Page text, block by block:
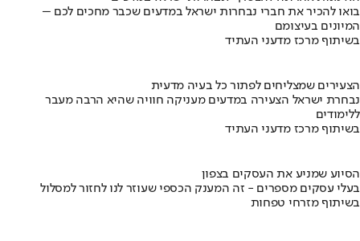
בואו להכיר את חברי נבחרות ישראל במדעים שכבר מחכים לכם –
המיונים בעיצומם
בשיתוף מרכז מדעני העתיד
הצעירים שמצליחים לפתור כל בעיה מדעית
נבחרת ישראל הצעירה במדעים מעניקה חוויה שהיא הרבה מעבר
ללימודים
בשיתוף מרכז מדעני העתיד
הסיוע שמניע את העסקים בצפון
בעלי עסקים מספרים - זה המענק הכספי שעוזר לנו לחזור למסלול
בשיתוף מזרחי טפחות